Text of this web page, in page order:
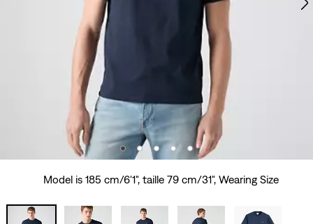
Model is 185 cm/6'1", taille 79 cm/31", Wearing Size